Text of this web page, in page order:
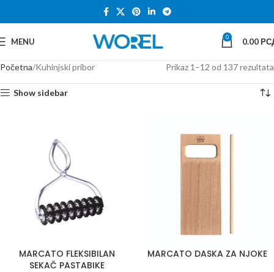
MENU 0 0.00
Početna Kuhinjski pribor Prikaz 1–12 od 137 rezultata
Show sidebar
MARCATO FLEKSIBILAN
SEKAČ PASTABIKE
MARCATO DASKA ZA NJOKE